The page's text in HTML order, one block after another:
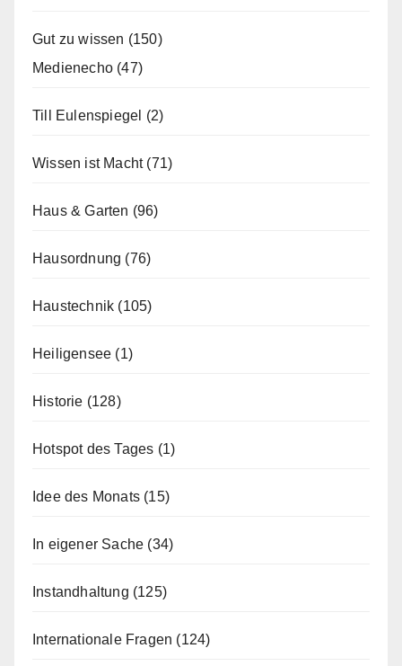
Gut zu wissen (150)
Medienecho (47)
Till Eulenspiegel (2)
Wissen ist Macht(71)
Haus & Garten (96)
Hausordnung (76)
Haustechnik (105)
Heiligensee (1)
Historie (128)
Hotspot des Tages (1)
Idee des Monats (15)
In eigener Sache (34)
Instandhaltung (125)
Internationale Fragen (124)